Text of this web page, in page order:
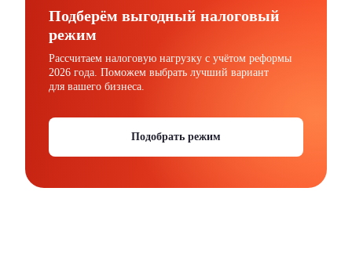
Подберём выгодный налоговый
режим
Рассчитаем налоговую нагрузку с учётом реформы
2026 года. Поможем выбрать лучший вариант
для вашего бизнеса.
Подобрать режим